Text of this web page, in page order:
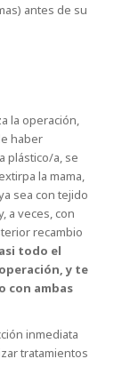
antes de su
la operación,
haber
plástico/a, se
la mama,
sea con tejido
a veces, con
recambio
todo el
y te
con ambas
inmediata
tratamientos